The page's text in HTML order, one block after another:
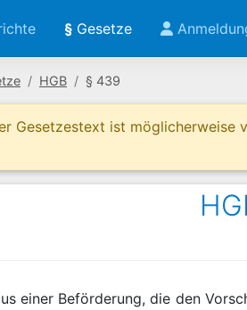
§ Gesetze
HGB § 439
Gesetzestext ist
einer Beförderung, die den